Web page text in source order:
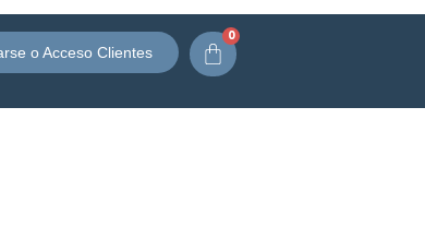
o Acceso Clientes
0
Carrito